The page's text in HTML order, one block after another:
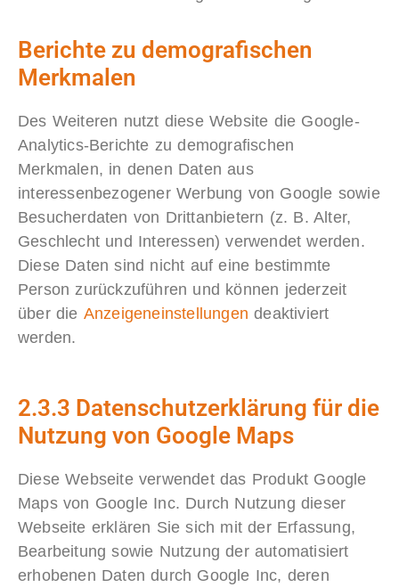
Berichte zu demografischen
Merkmalen
Des Weiteren nutzt diese Website die Google-
Analytics-Berichte zu demografischen
Merkmalen, in denen Daten aus
interessenbezogener Werbung von Google sowie
Besucherdaten von Drittanbietern (z. B. Alter,
Geschlecht und Interessen) verwendet werden.
Diese Daten sind nicht auf eine bestimmte
Person zurückzuführen und können jederzeit
über die Anzeigeneinstellungen deaktiviert
werden.
2.3.3 Datenschutzerklärung für die
Nutzung von Google Maps
Diese Webseite verwendet das Produkt Google
Maps von Google Inc. Durch Nutzung dieser
Webseite erklären Sie sich mit der Erfassung,
Bearbeitung sowie Nutzung der automatisiert
erhobenen Daten durch Google Inc, deren